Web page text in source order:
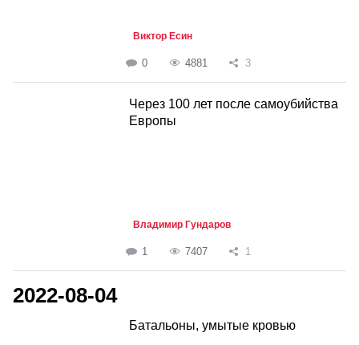
Виктор Есин
0 4881 3
Через 100 лет после самоубийства
Европы
Владимир Гундаров
1 7407 1
2022-08-04
Батальоны, умытые кровью